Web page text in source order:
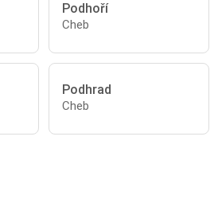
Podhoří
Cheb
Podhrad
Cheb